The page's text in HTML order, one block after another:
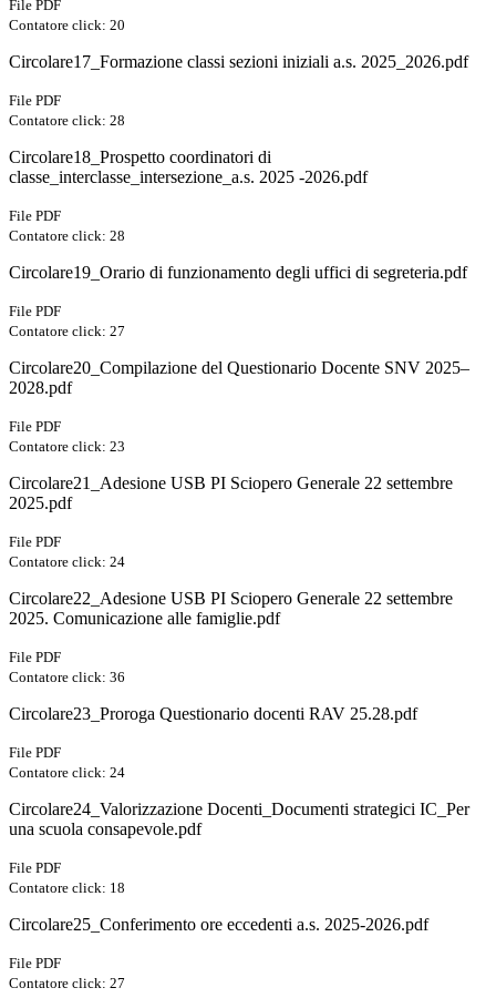
File PDF
Contatore click: 20
Circolare17_Formazione classi sezioni iniziali a.s. 2025_2026.pdf
File PDF
Contatore click: 28
Circolare18_Prospetto coordinatori di
classe_interclasse_intersezione_a.s. 2025 -2026.pdf
File PDF
Contatore click: 28
Circolare19_Orario di funzionamento degli uffici di segreteria.pdf
File PDF
Contatore click: 27
Circolare20_Compilazione del Questionario Docente SNV 2025–
2028.pdf
File PDF
Contatore click: 23
Circolare21_Adesione USB PI Sciopero Generale 22 settembre
2025.pdf
File PDF
Contatore click: 24
Circolare22_Adesione USB PI Sciopero Generale 22 settembre
2025. Comunicazione alle famiglie.pdf
File PDF
Contatore click: 36
Circolare23_Proroga Questionario docenti RAV 25.28.pdf
File PDF
Contatore click: 24
Circolare24_Valorizzazione Docenti_Documenti strategici IC_Per
una scuola consapevole.pdf
File PDF
Contatore click: 18
Circolare25_Conferimento ore eccedenti a.s. 2025-2026.pdf
File PDF
Contatore click: 27